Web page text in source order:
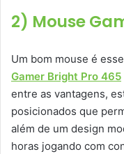
2) Mouse
Um bom mouse é
Gamer Bright Pro 465
entre as vantagens,
posicionados que
além de um design
horas jogando com